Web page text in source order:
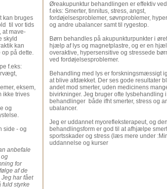
kan bruges
til vor tids
at mave-
skyld
kan
på dette.
f.eks:
eksem,
ikke trives
og
side - og
anbefale
og
for
af de
har fået
styrke
Øreakupunktur behandlingen er effektiv ved
f.eks: Smerter, tinnitus, stress, angst,
fordøjelsesproblemer, søvnproblemer,
og andre ubalancer samt til rygestop.
Børn behandles på akupunkturpunkter i
hjælp af lys og magnetplastre, og er en
overaktive, hypersensitive og stressede
ved fordøjelsesproblemer.
Behandling med lys er forskningsmæssigt
at blive afdækket. Der ses gode resultater
andet mod smerter, uden medicinens
bivirkninger. Jeg bruger ofte lysbehandling
behandlinger både ifht smerter, stress og
ubalancer.
Jeg er uddannet myorefleksterapeut, og
behandlingsform er god til at afhjælpe
sportsskader og stress (læs mere under
uddannelse og kurser